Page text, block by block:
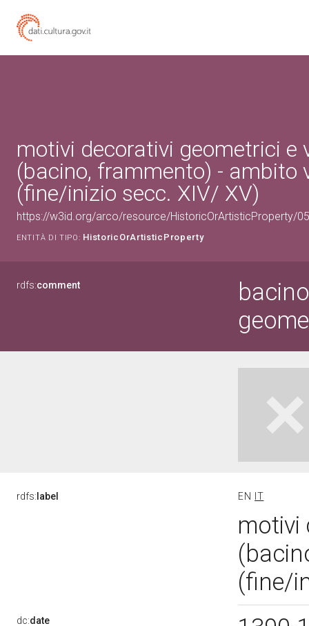
motivi decorativi geometrici e
(bacino, frammento) - ambito
(fine/inizio secc. XIV/ XV)
https://w3id.org/arco/resource/HistoricOrArtisticProperty/
ENTITÀ DI TIPO: HistoricOrArtisticProperty
rdfs:comment
rdfs: label EN IT
motivi
(fine/
dc:date